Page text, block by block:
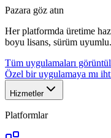
Pazara göz atın
Her platformda üretime
boyu lisans, sürüm uyumlu.
Tüm uygulamaları
Özel bir uygulamaya mı
Hizmetler
Platformlar